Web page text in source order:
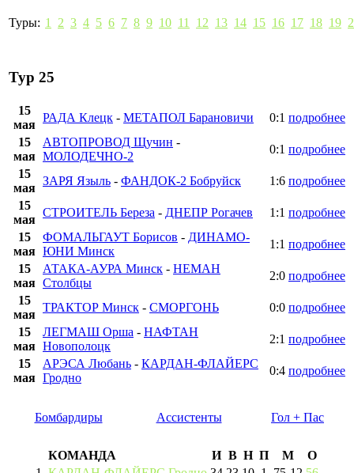
Туры: 1 2 3 4 5 6 7 8 9 10 11 12 13 14 15 16 17 18 19
Тур 25
15
мая
РАДА Клецк - МЕТАПОЛ Барановичи 0:1 подробнее
15
мая
АВТОПРОВОД Щучин -
МОЛОДЕЧНО-2
0:1 подробнее
15
мая
ЗАРЯ Языль - ФАНДОК-2 Бобруйск 1:6 подробнее
15
мая
СТРОИТЕЛЬ Береза - ДНЕПР Рогачев 1:1 подробнее
15
мая
ФОМАЛЬГАУТ Борисов - ДИНАМО-
ЮНИ Минск
1:1 подробнее
15
мая
АТАКА-АУРА Минск - НЕМАН
Столбцы
2:0 подробнее
15
мая
ТРАКТОР Минск - СМОРГОНЬ 0:0 подробнее
15
мая
ЛЕГМАШ Орша - НАФТАН
Новополоцк
2:1 подробнее
15
мая
АРЭСА Любань - КАРДАН-ФЛАЙЕРС
Гродно
0:4 подробнее
Бомбардиры Ассистенты Гол + Пас
КОМАНДА И В Н П М
О